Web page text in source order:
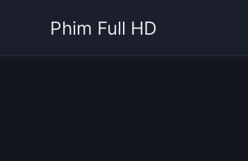
Phim Full HD